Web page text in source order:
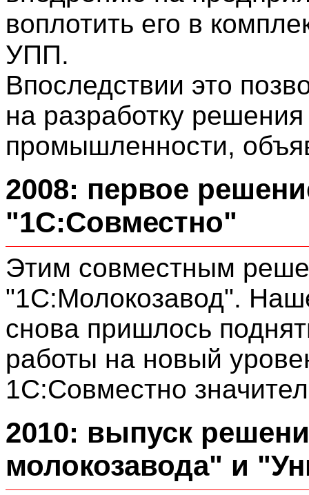
воплотить его в
УПП.
Впоследствии это
на разработку
промышленности,
2008: первое
"1С:Совместно"
Этим совместным
"1С:Молокозавод".
снова пришлось
работы на новый
1С:Совместно
2010: выпуск
молокозавода" и